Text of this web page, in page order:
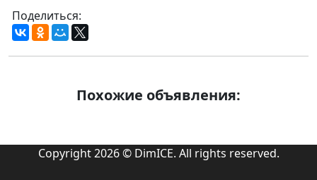
Поделиться:
Похожие объявления:
Copyright 2026 © DimICE. All rights reserved.